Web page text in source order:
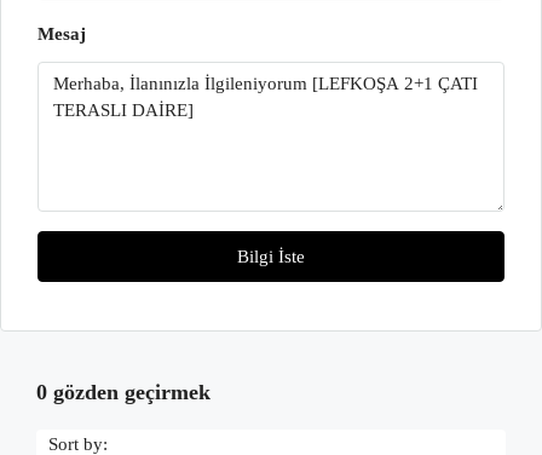
Mesaj
Bilgi İste
0 gözden geçirmek
Sort by: